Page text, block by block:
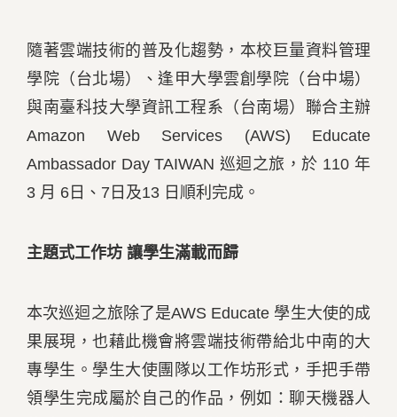
隨著雲端技術的普及化趨勢，本校巨量資料管理
學院（台北場）、逢甲大學雲創學院（台中場）
與南臺科技大學資訊工程系（台南場）聯合主辦
Amazon Web Services (AWS) Educate
Ambassador Day TAIWAN 巡迴之旅，於 110 年
3 月 6日、7日及13 日順利完成。
主題式工作坊 讓學生滿載而歸
本次巡迴之旅除了是AWS Educate 學生大使的成
果展現，也藉此機會將雲端技術帶給北中南的大
專學生。學生大使團隊以工作坊形式，手把手帶
領學生完成屬於自己的作品，例如：聊天機器人